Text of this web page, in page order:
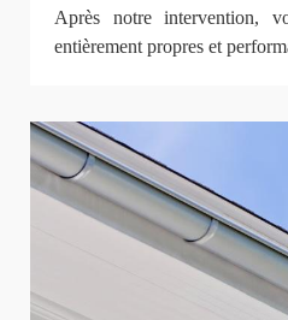
Après notre intervention,
entièrement propres et